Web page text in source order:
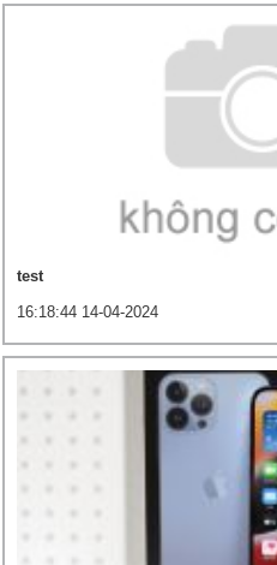
test
16:18:44 14-04-2024